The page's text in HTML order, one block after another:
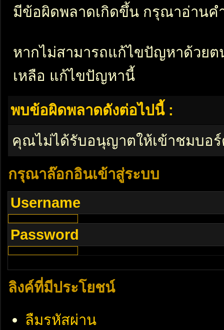
มีข้อผิดพลาดเกิดขึ้น กรุณาอ่านค
หากไม่สามารถแก้ไขปัญหาด้วย
เหลือ แก้ไขปัญหานี้
พบข้อผิดพลาดดังต่อไปนี้ :
คุณไม่ได้รับอนุญาตให้เข้าชมบอ
กรุณาล๊อกอินเข้าสู่ระบบ
Username
Password
ลิงค์ที่มีประโยชน์
ลืมรหัสผ่าน